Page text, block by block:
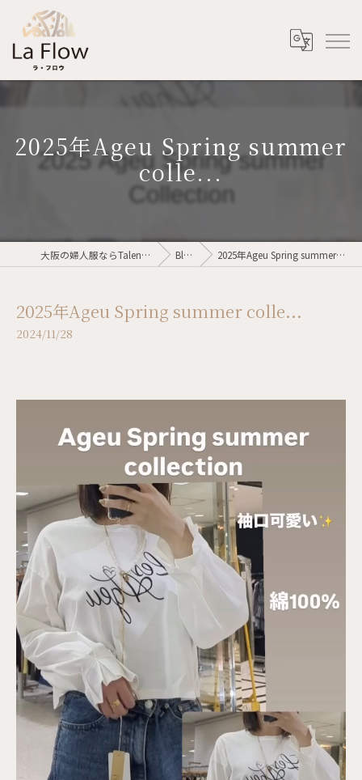
2025年Ageu Spring summer
colle...
大阪の婦人服ならTalent voler Blog 2025年Ageu Spring summer colle...
2025年Ageu Spring summer colle...
2024/11/28